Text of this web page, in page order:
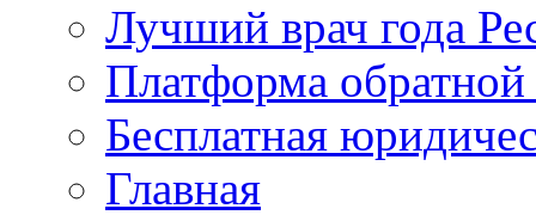
Лучший врач года
Платформа
Бесплатная
Главная